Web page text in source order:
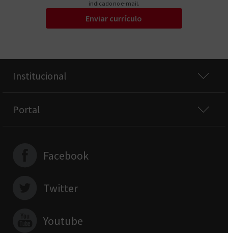
indicado no e-mail.
Enviar currículo
Institucional
Portal
Facebook
Twitter
Youtube